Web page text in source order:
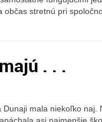
občas stretnú pri
. . .
mala niekoľko naj.
asi najmenšie